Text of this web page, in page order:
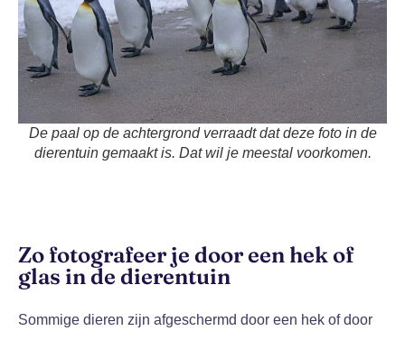
De paal op de achtergrond verraadt dat deze foto in de
dierentuin gemaakt is. Dat wil je meestal voorkomen.
Zo fotografeer je door een hek of
glas in de dierentuin
Sommige dieren zijn afgeschermd door een hek of door